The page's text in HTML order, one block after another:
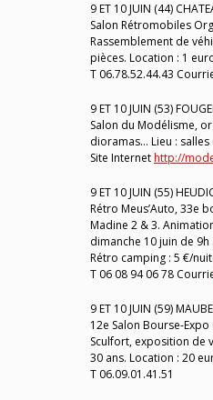
9 ET 10 JUIN (44)
Salon Rétromobiles
Rassemblement de
pièces. Location : 1
T 06.78.52.44.43
9 ET 10 JUIN (53)
Salon du Modélisme,
dioramas… Lieu :
Site Internethttp://
9 ET 10 JUIN (55)
Rétro Meus’Auto, 33e
Madine 2 & 3.
dimanche 10 juin de
Rétro camping : 5 €/
T 06 08 94 06 78
9 ET 10 JUIN (59)
12e Salon Bourse-
Sculfort, exposition de
30 ans. Location : 20
T 06.09.01.41.51